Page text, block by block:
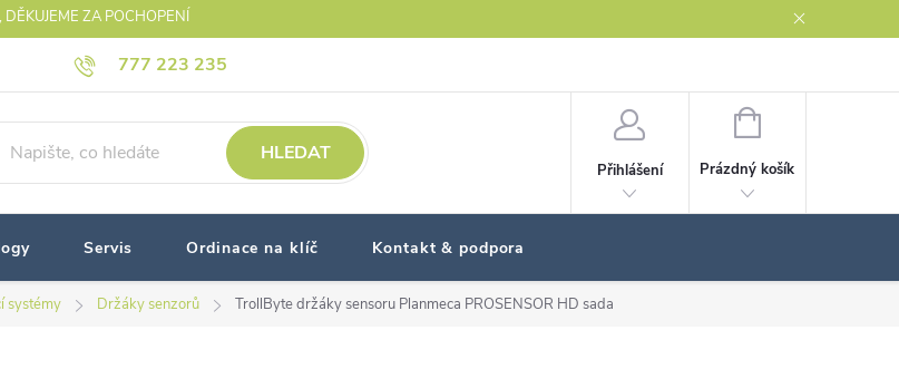
ZA POCHOPENÍ
777 223 235
HLEDAT
Přihlášení
NÁKUPNÍ
Prázdný košík
Servis Ordinace na klíč Kontakt & podpora
systémy Držáky senzorů TrollByte držáky sensoru Planmeca PROSENSOR HD sada